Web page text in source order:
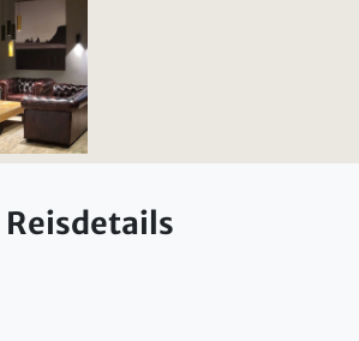
Reisdetails